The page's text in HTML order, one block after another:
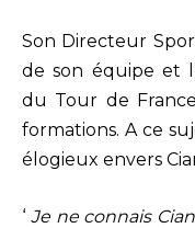
Son Directeur
de son équipe et
du Tour de
formations. A ce
élogieux envers
‘ Je ne connais